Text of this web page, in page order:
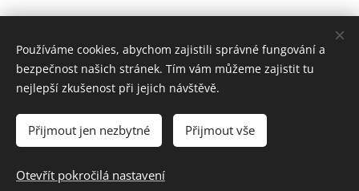
Do košíku
Cookies
Používáme cookies, abychom zajistili správné fungování a
bezpečnost našich stránek. Tím vám můžeme zajistit tu
nejlepší zkušenost při jejich návštěvě.
Přijmout jen nezbytné Přijmout vše
Otevřít pokročilá nastavení